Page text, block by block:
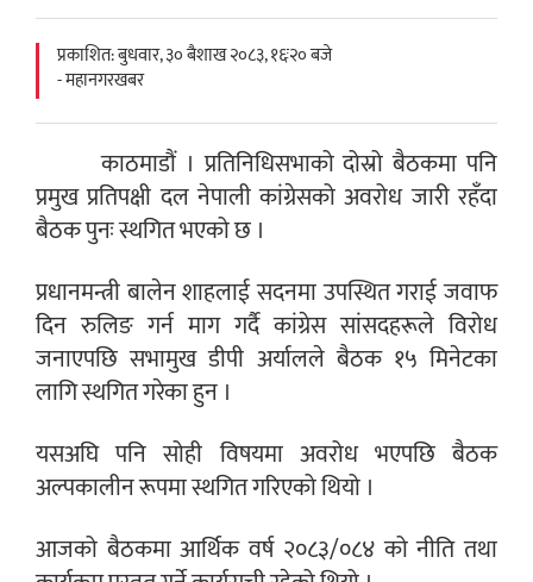
प्रकाशित: बुधवार, ३० बैशाख २०८३, १६ः२० बजे
- महानगरखबर
काठमाडौं । प्रतिनिधिसभाको दोस्रो बैठकमा पनि
प्रमुख प्रतिपक्षी दल नेपाली कांग्रेसको अवरोध जारी रहँदा
बैठक पुनः स्थगित भएको छ ।
प्रधानमन्त्री बालेन शाहलाई सदनमा उपस्थित गराई जवाफ
दिन रुलिङ गर्न माग गर्दै कांग्रेस सांसदहरूले विरोध
जनाएपछि सभामुख डीपी अर्यालले बैठक १५ मिनेटका
लागि स्थगित गरेका हुन ।
यसअघि पनि सोही विषयमा अवरोध भएपछि बैठक
अल्पकालीन रूपमा स्थगित गरिएको थियो ।
आजको बैठकमा आर्थिक वर्ष २०८३/०८४ को नीति तथा